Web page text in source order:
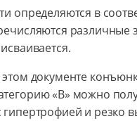
определяются в
различные
документе
«В» можно
гипертрофией и резко